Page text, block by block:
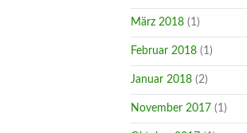
März 2018 (1)
Februar 2018 (1)
Januar 2018 (2)
November 2017 (1)